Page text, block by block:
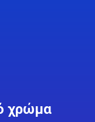
χρώμα